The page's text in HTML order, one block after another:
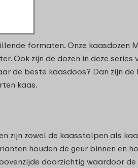
formaten. Onze kaasdozen
Ook zijn de dozen in deze series
de beste kaasdoos? Dan zijn de
kaas.
zijn zowel de kaasstolpen als
houden de geur binnen en
doorzichtig waardoor